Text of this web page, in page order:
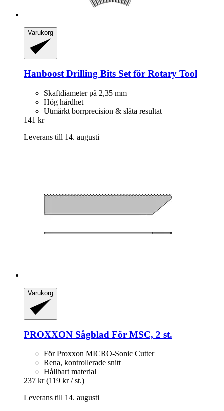
Varukorg
HanboostDrilling Bits Set för Rotary Tool
Skaftdiameter på 2,35 mm
Hög hårdhet
Utmärkt borrprecision & släta resultat
141 kr
Leverans till 14. augusti
Varukorg
PROXXON Sågblad För MSC, 2 st.
För Proxxon MICRO-Sonic Cutter
Rena, kontrollerade snitt
Hållbart material
237 kr (119 kr / st.)
Leverans till 14. augusti